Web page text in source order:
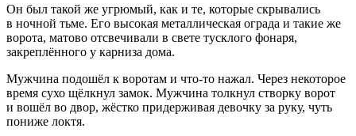
Он был такой же угрюмый, как и те, которые скрывались
в ночной тьме. Его высокая металлическая ограда и такие же
ворота, матово отсвечивали в свете тусклого фонаря,
закреплённого у карниза дома.
Мужчина подошёл к воротам и что-то нажал. Через некоторое
время сухо щёлкнул замок. Мужчина толкнул створку ворот
и вошёл во двор, жёстко придерживая девочку за руку, чуть
пониже локтя.